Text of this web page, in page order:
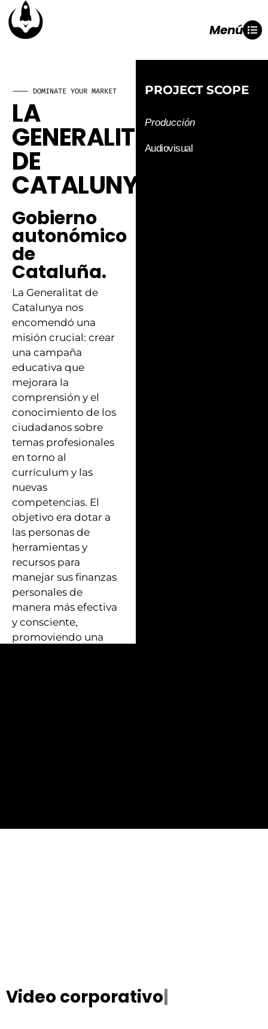
Menú
---- DOMINATE YOUR MARKET
LA
GENERALITAT
DE
CATALUNYA
Gobierno
autonómico
de
Cataluña.
La Generalitat de
Catalunya nos
encomendó una
misión crucial: crear
una campaña
educativa que
mejorara la
comprensión y el
conocimiento de los
ciudadanos sobre
temas profesionales
en torno al
currículum y las
nuevas
competencias. El
objetivo era dotar a
las personas de
herramientas y
recursos para
manejar sus finanzas
personales de
manera más efectiva
y consciente,
promoviendo una
PROJECT SCOPE
Producción
Audiovisual
Video corporativo